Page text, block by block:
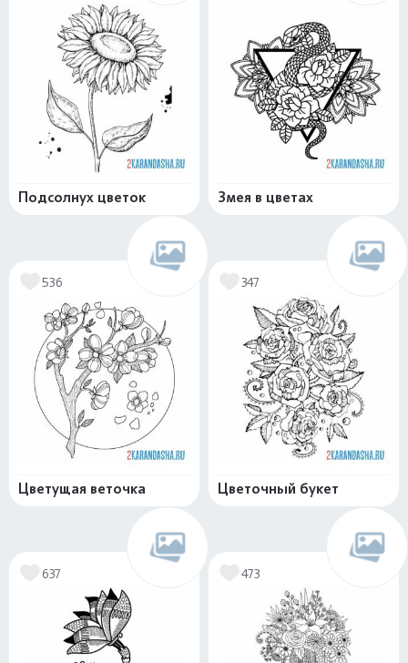
Подсолнух цветок Змея в цветах
536
Цветущая веточка
347
Цветочный букет
637 473